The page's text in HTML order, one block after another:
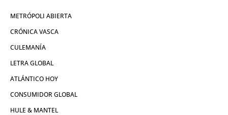
METRÓPOLI ABIERTA
CRÓNICA VASCA
CULEMANÍA
LETRA GLOBAL
ATLÁNTICO HOY
CONSUMIDOR GLOBAL
HULE & MANTEL